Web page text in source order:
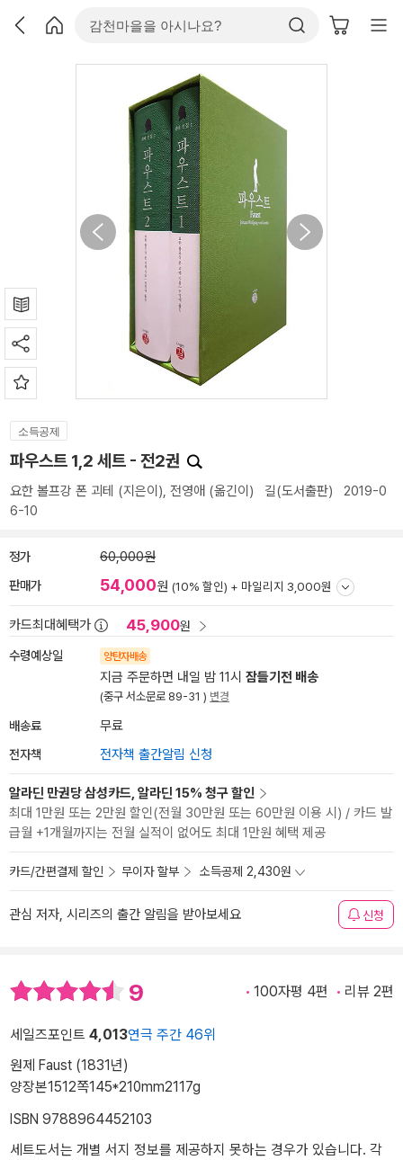
소득공제
파우스트 1,2 세트 - 전2권
요한 볼프강 폰 괴테 (지은이), 전영애 (옮긴이) 길(도서출판) 2019-0
6-10
정가 60,000원
판매가 54,000원 (10% 할인) + 마일리지 3,000원
카드최대혜택가 45,900원
수령예상일 양탄자배송
지금 주문하면 내일 밤 11시 잠들기전 배송
(중구 서소문로 89-31 ) 변경
배송료 무료
전자책 전자책 출간알림 신청
알라딘 만권당 삼성카드, 알라딘 15% 청구 할인
최대 1만원 또는 2만원 할인(전월 30만원 또는 60만원 이용 시) / 카드 발
급월 +1개월까지는 전월 실적이 없어도 최대 1만원 혜택 제공
카드/간편결제 할인 무이자 할부 소득공제 2,430원
관심 저자, 시리즈의 출간 알림을 받아보세요 신청
9 100자평 4편 리뷰 2편
세일즈포인트 4,013연극 주간 46위
원제 Faust (1831년)
양장본1512쪽145*210mm2117g
ISBN 9788964452103
세트도서는 개별 서지 정보를 제공하지 못하는 경우가 있습니다. 각